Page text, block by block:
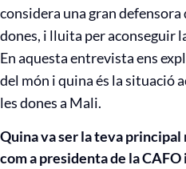
considera una gran defensora
dones, i lluita per aconseguir
En aquesta entrevista ens
del món i quina és la situació
les dones a Mali.
Quina va ser la teva
com a presidenta de la